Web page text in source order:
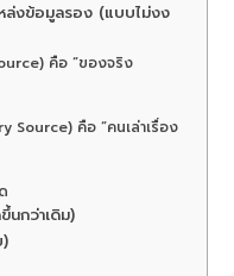
ล่งข้อมูลรอง (แบบไม่งง
คือ “ของจริง
Source) คือ “คนเล่าเรื่อง
กว่าเดิม)